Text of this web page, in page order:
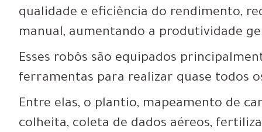
qualidade e eficiência do rendimento,
manual, aumentando a produtividade
Esses robôs são equipados
ferramentas para realizar quase todos
Entre elas, o plantio, mapeamento de
colheita, coleta de dados aéreos,